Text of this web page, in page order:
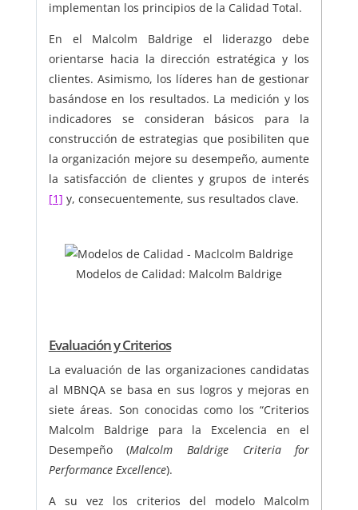
implementan los principios de la Calidad Total.
En el Malcolm Baldrige el liderazgo debe
orientarse hacia la dirección estratégica y los
clientes. Asimismo, los líderes han de gestionar
basándose en los resultados. La medición y los
indicadores se consideran básicos para la
construcción de estrategias que posibiliten que
la organización mejore su desempeño, aumente
la satisfacción de clientes y grupos de interés
[1] y, consecuentemente, sus resultados clave.
Modelos de Calidad: Malcolm Baldrige
Evaluación y Criterios
La evaluación de las organizaciones candidatas
al MBNQA se basa en sus logros y mejoras en
siete áreas. Son conocidas como los “Criterios
Malcolm Baldrige para la Excelencia en el
Desempeño (Malcolm Baldrige Criteria for
Performance Excellence).
A su vez los criterios del modelo Malcolm